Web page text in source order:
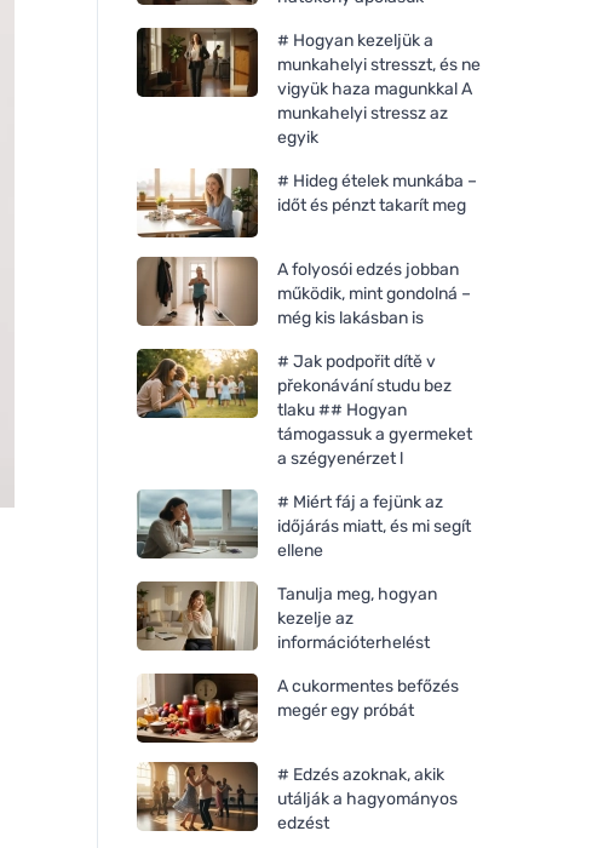
# Hogyan kezeljük a
munkahelyi stresszt, és ne
vigyük haza magunkkal A
munkahelyi stressz az
egyik
# Hideg ételek munkába –
időt és pénzt takarít meg
A folyosói edzés jobban
működik, mint gondolná –
még kis lakásban is
# Jak podpořit dítě v
překonávání studu bez
tlaku ## Hogyan
támogassuk a gyermeket
a szégyenérzet l
# Miért fáj a fejünk az
időjárás miatt, és mi segít
ellene
Tanulja meg, hogyan
kezelje az
információterhelést
A cukormentes befőzés
megér egy próbát
# Edzés azoknak, akik
utálják a hagyományos
edzést